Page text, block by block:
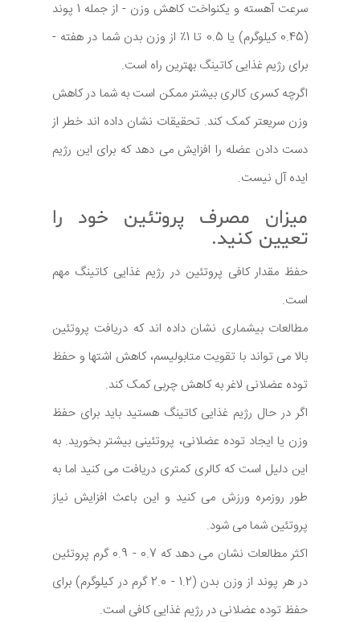
سرعت آهسته و یکنواخت کاهش وزن - از جمله 1 پوند
(0.45 کیلوگرم) یا 0.5 تا 1٪ از وزن بدن شما در هفته -
برای رژیم غذایی کاتینگ بهترین راه است.
اگرچه کسری کالری بیشتر ممکن است به شما در کاهش
وزن سریعتر کمک کند. تحقیقات نشان داده اند خطر از
دست دادن عضله را افزایش می دهد که برای این رژیم
ایده آل نیست.
میزان مصرف پروتئین خود را
تعیین کنید.
حفظ مقدار کافی پروتئین در رژیم غذایی کاتینگ مهم
است.
مطالعات بیشماری نشان داده اند که دریافت پروتئین
بالا می تواند با تقویت متابولیسم، کاهش اشتها و حفظ
توده عضلانی لاغر به کاهش چربی کمک کند.
اگر در حال رژیم غذایی کاتینگ هستید باید برای حفظ
وزن یا ایجاد توده عضلانی، پروتئینی بیشتر بخورید. به
این دلیل است که کالری کمتری دریافت می کنید اما به
طور روزمره ورزش می کنید و این باعث افزایش نیاز
پروتئین شما می شود.
اکثر مطالعات نشان می دهد که 0.7 - 0.9 گرم پروتئین
در هر پوند از وزن بدن (1.2 - 2.0 گرم در کیلوگرم) برای
حفظ توده عضلانی در رژیم غذایی کافی است.